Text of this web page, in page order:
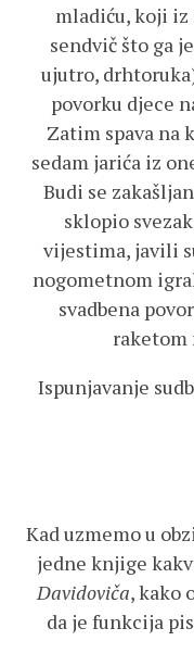
mladiću, koji iz
sendvič što ga
ujutro,
povorku djece
Zatim spava na
sedam jarića iz
Budi se
sklopio
vijestima, javili
nogometnom
svadbena
raketom
Ispunjavanje
Kad uzmemo u
jedne knjige
Davidoviča, kako
da je funkcija